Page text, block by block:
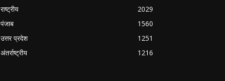
राष्ट्रीय
2029
पंजाब
1560
उत्तर प्रदेश
1251
अंतर्राष्ट्रीय
1216